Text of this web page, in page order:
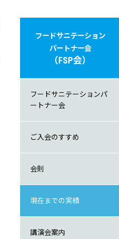
フードサニテーション
パートナー会
（FSP会）
フードサニテーションパ
ートナー会
ご入会のすすめ
会則
現在までの実績
講演会案内